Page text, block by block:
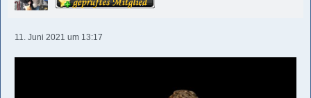
11. Juni 2021 um 13:17